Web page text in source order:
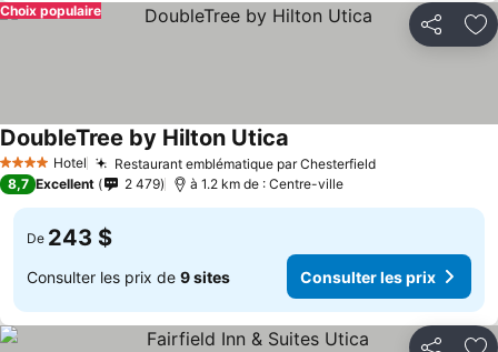
Partager
Choix populaire
4 Étoiles Hotel Restaurant emblématique par Chesterfield
DoubleTree by Hilton Utica
8,7 Excellent 2 479 à 1.2 km de : Centre-ville
De 243 $
Consulter les prix de 9 sites Consulter les prix